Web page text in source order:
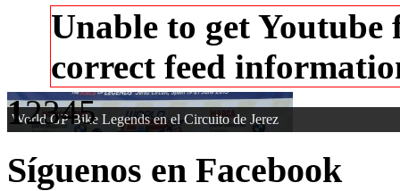
Unable to get
correct feed
World GP Bike Legends en el Circuito de Jerez
12345
Síguenos en Facebook